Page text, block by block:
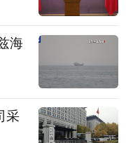
海
采